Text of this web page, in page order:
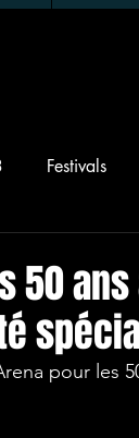
Festivals
ans
pour les